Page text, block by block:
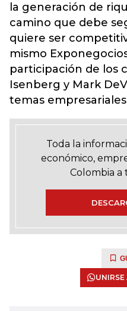
la generación de
camino que debe
quiere ser
mismo
participación de los
Isenberg y Mark
temas
Toda la
económico,
Colombia a